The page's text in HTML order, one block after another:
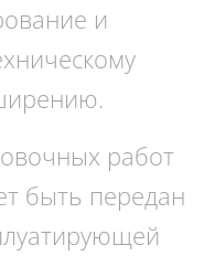
и
работ
быть передан